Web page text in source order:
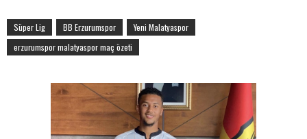
Süper Lig BB Erzurumspor
Yeni Malatyaspor
erzurumspor malatyaspor maç özeti